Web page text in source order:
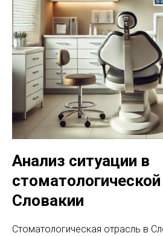
Анализ ситуации в
Словакии
Стоматологическая отрасль в